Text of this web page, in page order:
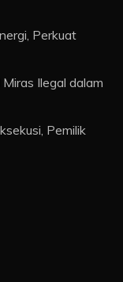
Perkuat
Ilegal dalam
Pemilik